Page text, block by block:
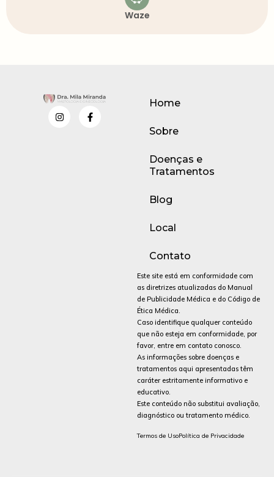
Waze
Home
Sobre
Doenças e
Tratamentos
Blog
Local
Contato
Este site está em conformidade com
as diretrizes atualizadas do Manual
de Publicidade Médica e do Código de
Ética Médica.
Caso identifique qualquer conteúdo
que não esteja em conformidade, por
favor, entre em contato conosco.
As informações sobre doenças e
tratamentos aqui apresentadas têm
caráter estritamente informativo e
educativo.
Este conteúdo não substitui avaliação,
diagnóstico ou tratamento médico.
Termos de UsoPolítica de Privacidade